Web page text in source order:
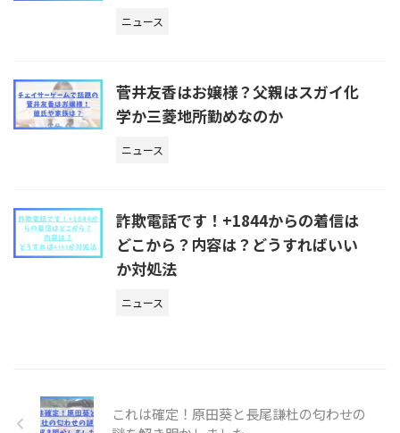
ニュース
菅井友香はお嬢様？父親はスガイ化
学か三菱地所勤めなのか
ニュース
詐欺電話です！+1844からの着信は
どこから？内容は？どうすればいい
か対処法
ニュース
これは確定！原田葵と長尾謙杜の匂わせの